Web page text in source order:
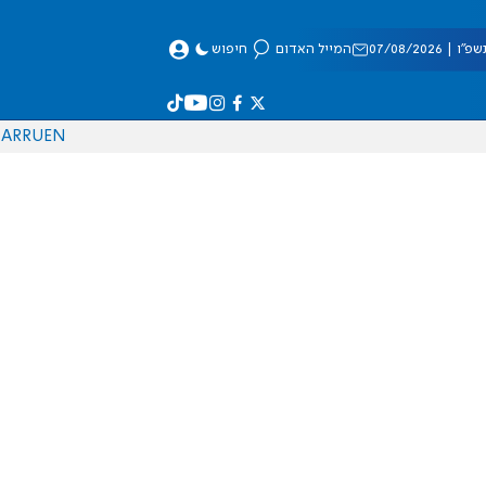
08/2026 המייל האדום חיפוש
EN
RU
AR